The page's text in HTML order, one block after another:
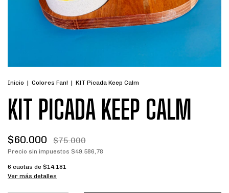
Inicio | Colores Fan! | KIT Picada Keep Calm
KIT PICADA KEEP CALM
$60.000 $75.000
Precio sin impuestos $49.586,78
6 cuotas de $14.181
Ver más detalles